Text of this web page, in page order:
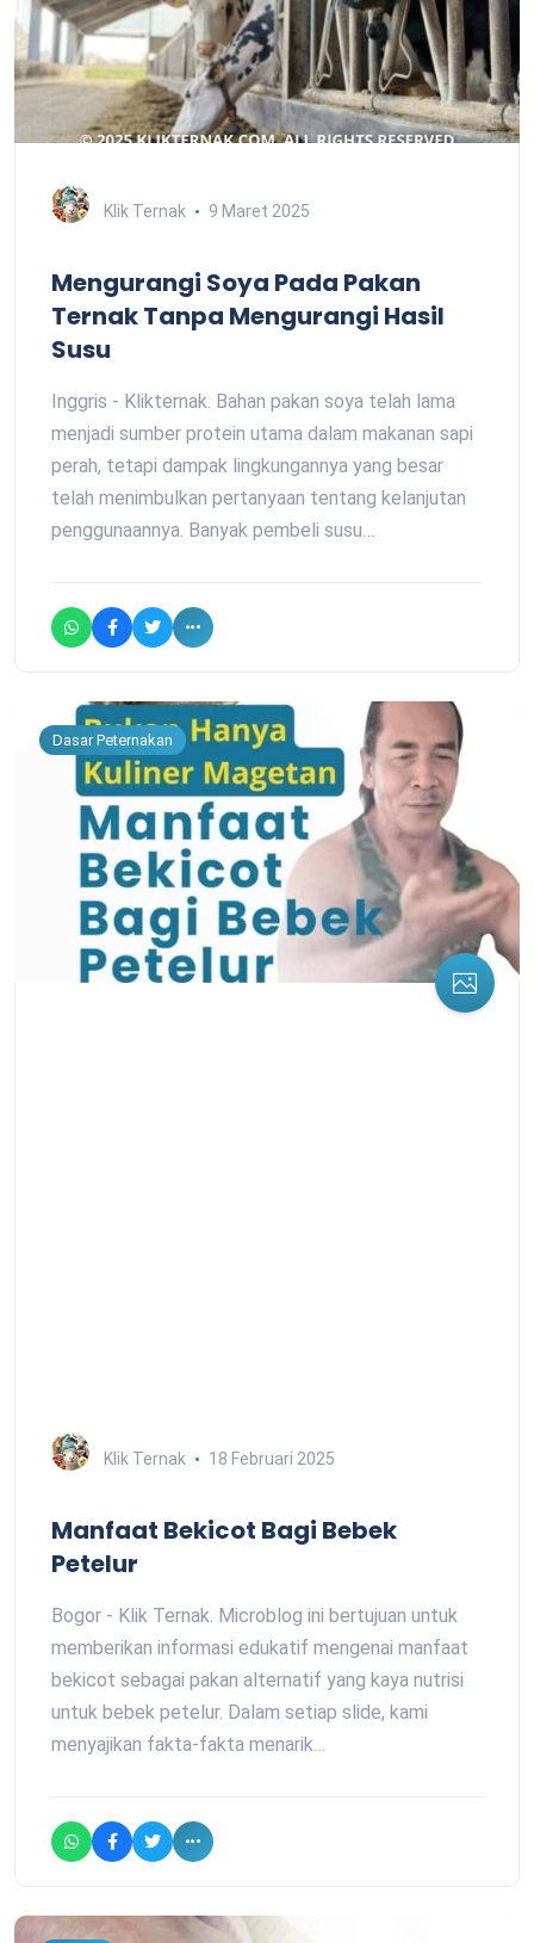
Klik Ternak 9 Maret 2025
Mengurangi Soya Pada Pakan
Ternak Tanpa Mengurangi Hasil
Susu
Inggris - Klikternak. Bahan pakan soya telah lama
menjadi sumber protein utama dalam makanan sapi
perah, tetapi dampak lingkungannya yang besar
telah menimbulkan pertanyaan tentang kelanjutan
penggunaannya. Banyak pembeli susu…
Dasar Peternakan
Klik Ternak 18 Februari 2025
Manfaat Bekicot Bagi Bebek
Petelur
Bogor - Klik Ternak. Microblog ini bertujuan untuk
memberikan informasi edukatif mengenai manfaat
bekicot sebagai pakan alternatif yang kaya nutrisi
untuk bebek petelur. Dalam setiap slide, kami
menyajikan fakta-fakta menarik…